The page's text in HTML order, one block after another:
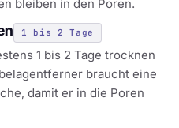
bleiben in den Poren.
1 bis 2 Tage
1 bis 2 Tage trocknen
braucht eine
damit er in die Poren